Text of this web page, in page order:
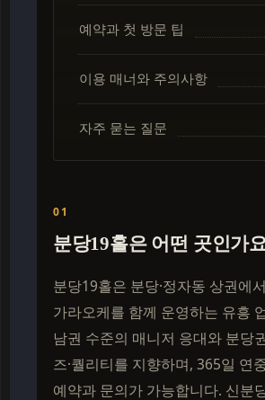
예약과 첫 방문 팁
이용 매너와 주의사항
자주 묻는 질문
01
분당19홀은 어떤 곳인가
분당19홀은 분당·정자동 상권에
가라오케를 함께 운영하는 유흥
남권 수준의 매니저 응대와 분당
즈·퀄리티를 지향하며, 365일 연
예약과 문의가 가능합니다. 신분